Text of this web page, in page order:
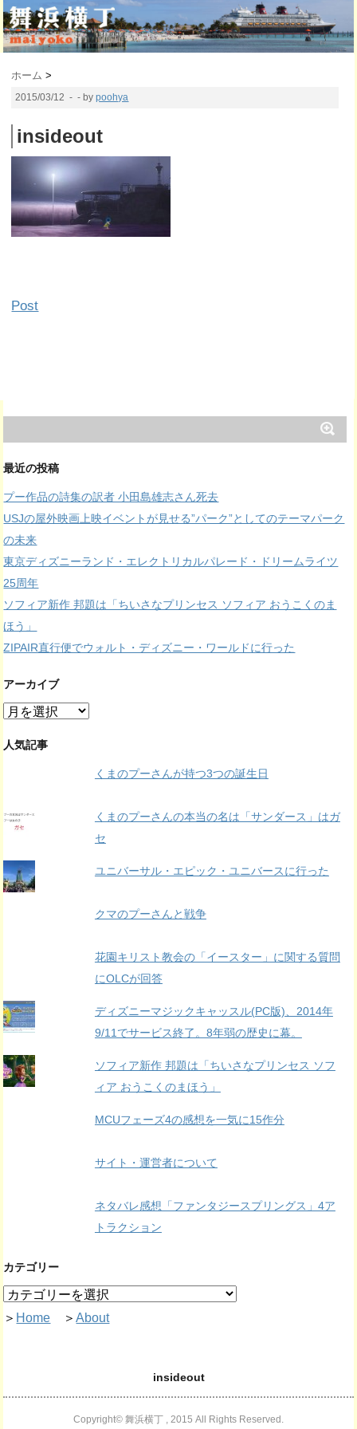
ホーム >
2015/03/12 - - bypoohya
insideout
Post
最近の投稿
プー作品の詩集の訳者 小田島雄志さん死去
USJの屋外映画上映イベントが見せる”パーク”としてのテーマパーク
の未来
東京ディズニーランド・エレクトリカルパレード・ドリームライツ
25周年
ソフィア新作 邦題は「ちいさなプリンセス ソフィア おうこくのま
ほう」
ZIPAIR直行便でウォルト・ディズニー・ワールドに行った
アーカイブ
ア
カ
人気記事
くまのプーさんが持つ3つの誕生日
くまのプーさんの本当の名は「サンダース」はガ
セ
ユニバーサル・エピック・ユニバースに行った
クマのプーさんと戦争
花園キリスト教会の「イースター」に関する質問
にOLCが回答
ディズニーマジックキャッスル(PC版)、2014年
9/11でサービス終了。8年弱の歴史に幕。
ソフィア新作 邦題は「ちいさなプリンセス ソフ
ィア おうこくのまほう」
MCUフェーズ4の感想を一気に15作分
サイト・運営者について
ネタバレ感想「ファンタジースプリングス」4ア
トラクション
カテゴリー
＞ Home ＞About
insideout
Copyright© 舞浜横丁 , 2015 All Rights Reserved.